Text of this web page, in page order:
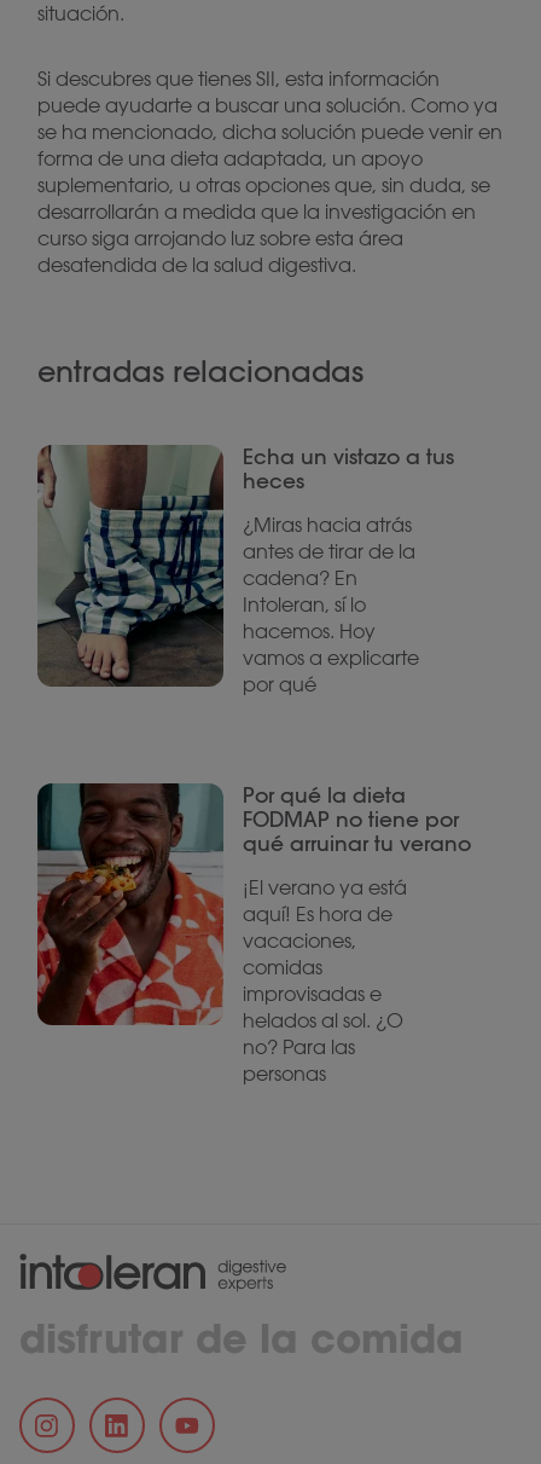
situación.
Si descubres que tienes SII, esta información
puede ayudarte a buscar una solución. Como ya
se ha mencionado, dicha solución puede venir en
forma de una dieta adaptada, un apoyo
suplementario, u otras opciones que, sin duda, se
desarrollarán a medida que la investigación en
curso siga arrojando luz sobre esta área
desatendida de la salud digestiva.
entradas relacionadas
Echa un vistazo a tus
heces
¿Miras hacia atrás
antes de tirar de la
cadena? En
Intoleran, sí lo
hacemos. Hoy
vamos a explicarte
por qué
Por qué la dieta
FODMAP no tiene por
qué arruinar tu verano
¡El verano ya está
aquí! Es hora de
vacaciones,
comidas
improvisadas e
helados al sol. ¿O
no? Para las
personas
disfrutar de la comida